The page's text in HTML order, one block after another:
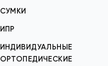
СУМКИ
ИПР
ИНДИВИДУАЛЬНЫЕ
ОРТОПЕДИЧЕСКИЕ